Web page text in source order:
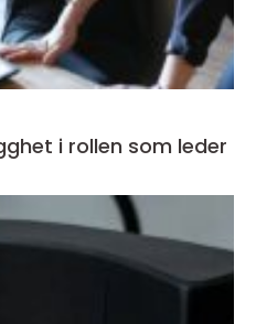
i rollen som leder